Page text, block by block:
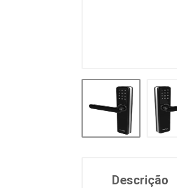
Descrição